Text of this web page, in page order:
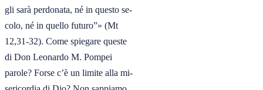
gli sarà perdonata, né in questo se-
colo, né in quello futuro”» (Mt
12,31-32). Come spiegare queste
di Don Leonardo M. Pompei
parole? Forse c’è un limite alla mi-